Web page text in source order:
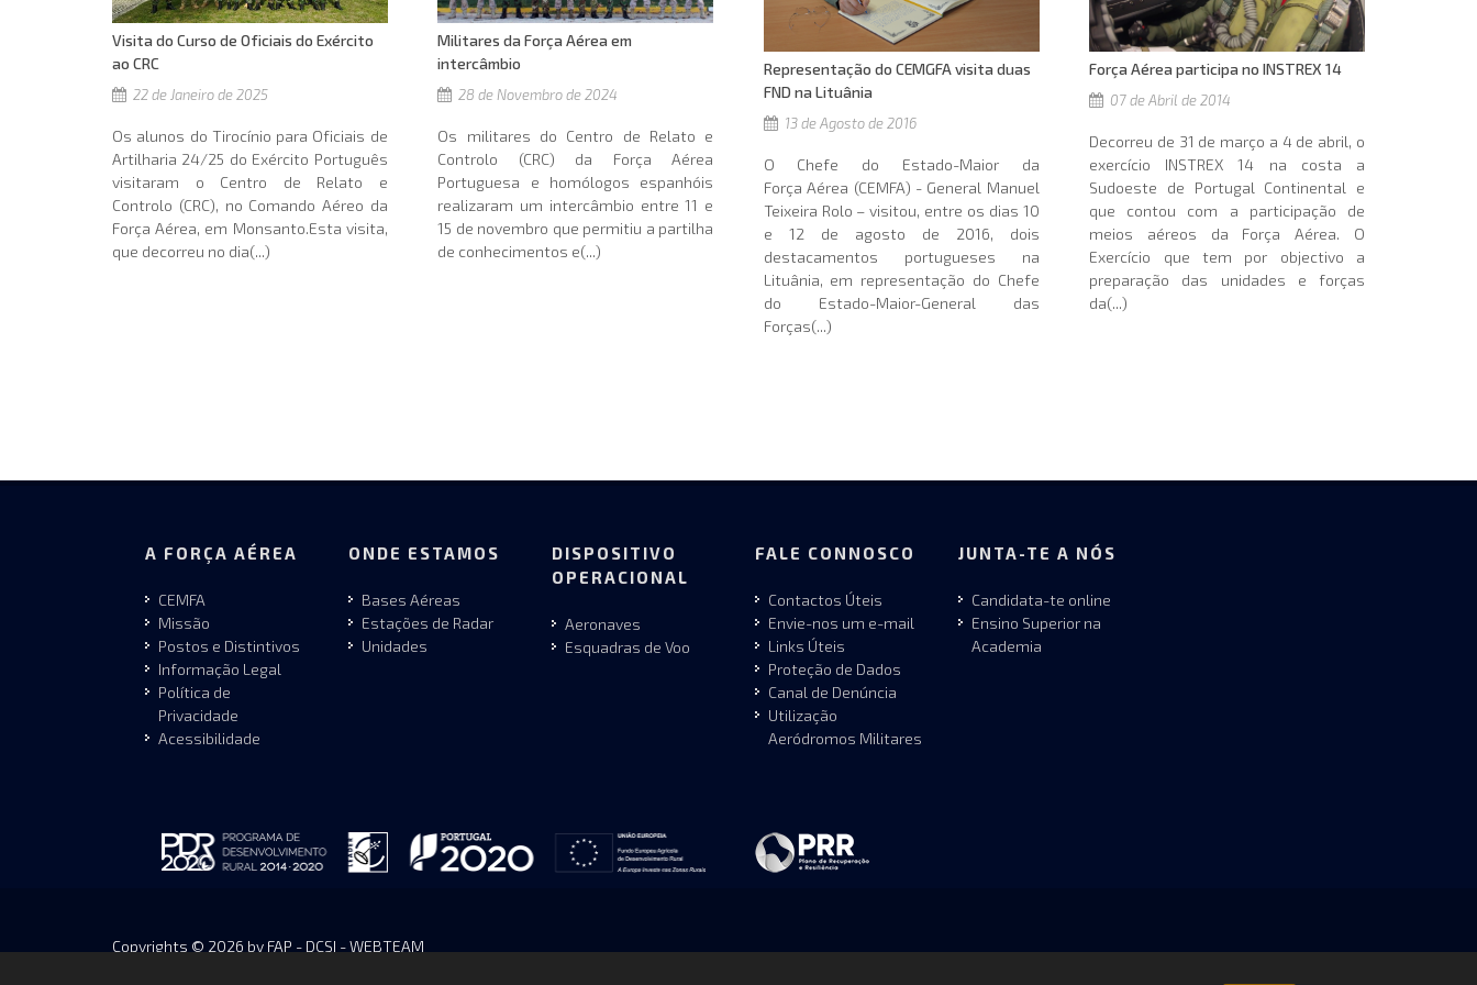
Visita do Curso de Oficiais do Exército
ao CRC
22 de Janeiro de 2025
Os alunos do Tirocínio para Oficiais de
Artilharia 24/25 do Exército Português
visitaram o Centro de Relato e
Controlo (CRC), no Comando Aéreo da
Força Aérea, em Monsanto.Esta visita,
que decorreu no dia(...)
Militares da Força Aérea em
intercâmbio
28 de Novembro de 2024
Os militares do Centro de Relato e
Controlo (CRC) da Força Aérea
Portuguesa e homólogos espanhóis
realizaram um intercâmbio entre 11 e
15 de novembro que permitiu a partilha
de conhecimentos e(...)
Representação do CEMGFA visita duas
FND na Lituânia
13 de Agosto de 2016
O Chefe do Estado-Maior da
Força Aérea (CEMFA) - General Manuel
Teixeira Rolo – visitou, entre os dias 10
e 12 de agosto de 2016, dois
destacamentos portugueses na
Lituânia, em representação do Chefe
do Estado-Maior-General das
Forças(...)
Força Aérea participa no INSTREX 14
07 de Abril de 2014
Decorreu de 31 de março a 4 de abril, o
exercício INSTREX 14 na costa a
Sudoeste de Portugal Continental e
que contou com a participação de
meios aéreos da Força Aérea. O
Exercício que tem por objectivo a
preparação das unidades e forças
da(...)
A FORÇA AÉREA
CEMFA
Missão
Postos e Distintivos
Informação Legal
Política de
Privacidade
Acessibilidade
ONDE ESTAMOS
Bases Aéreas
Estações de Radar
Unidades
DISPOSITIVO
OPERACIONAL
Aeronaves
Esquadras de Voo
FALE CONNOSCO
Contactos Úteis
Envie-nos um e-mail
Links Úteis
Proteção de Dados
Canal de Denúncia
Utilização
Aeródromos Militares
JUNTA-TE A NÓS
Candidata-te online
Ensino Superior na
Academia
Copyrights © 2026 by FAP - DCSI - WEBTEAM